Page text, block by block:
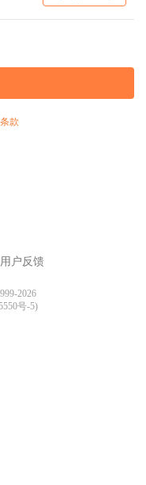
款
用户反馈
2026
号-5)